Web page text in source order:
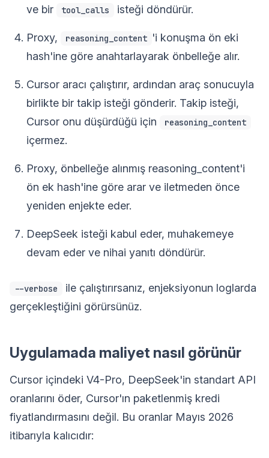
ve bir
tool_calls isteği döndürür.
Proxy, reasoning_content 'i konuşma ön eki
hash'ine göre anahtarlayarak önbelleğe alır.
Cursor aracı çalıştırır, ardından araç sonucuyla
birlikte bir takip isteği gönderir. Takip isteği,
Cursor onu düşürdüğü için
reasoning_content
içermez.
Proxy, önbelleğe alınmış reasoning_content'i
ön ek hash'ine göre arar ve iletmeden önce
yeniden enjekte eder.
DeepSeek isteği kabul eder, muhakemeye
devam eder ve nihai yanıtı döndürür.
--verbose
ile çalıştırırsanız, enjeksiyonun loglarda
gerçekleştiğini görürsünüz.
Uygulamada maliyet nasıl görünür
Cursor içindeki V4-Pro, DeepSeek'in standart API
oranlarını öder, Cursor'ın paketlenmiş kredi
fiyatlandırmasını değil. Bu oranlar Mayıs 2026
itibarıyla kalıcıdır: